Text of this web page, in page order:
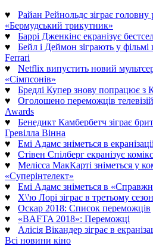
♥ Райан Рейнольдс зіграє головну
«Бермудський трикутник»
♥ Баррі Дженкінс екранізує
♥ Бейл і Деймон зіграють у
Ferrari
♥ Netflix випустить новий
«Сімпсонів»
♥ Бредлі Купер знову попрацює з
♥ Оголошено переможців
Awards
♥ Бенедикт Камбербетч зіграє
Гревілла Вінна
♥ Емі Адамс зніметься в
♥ Стівен Спілберг екранізує
♥ Мелісса МакКарті зніметься у
«Суперінтелект»
♥ Емі Адамс зніметься в
♥ Х\'ю Лорі зіграє в третьому
♥ Оскар 2018: Список переможців
♥ «BAFTA 2018»: Переможці
♥ Алісія Вікандер зіграє в
Всі новини кіно